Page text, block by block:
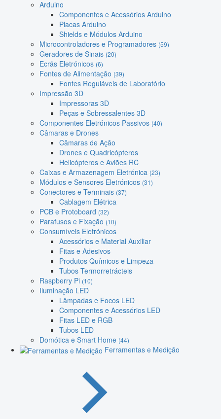
Arduino
Componentes e Acessórios Arduino
Placas Arduino
Shields e Módulos Arduino
Microcontroladores e Programadores (59)
Geradores de Sinais (20)
Ecrãs Eletrónicos (6)
Fontes de Alimentação (39)
Fontes Reguláveis de Laboratório
Impressão 3D
Impressoras 3D
Peças e Sobressalentes 3D
Componentes Eletrónicos Passivos (40)
Câmaras e Drones
Câmaras de Ação
Drones e Quadricópteros
Helicópteros e Aviões RC
Caixas e Armazenagem Eletrónica (23)
Módulos e Sensores Eletrónicos (31)
Conectores e Terminais (37)
Cablagem Elétrica
PCB e Protoboard (32)
Parafusos e Fixação (10)
Consumíveis Eletrónicos
Acessórios e Material Auxiliar
Fitas e Adesivos
Produtos Químicos e Limpeza
Tubos Termorretrácteis
Raspberry Pi (10)
Iluminação LED
Lâmpadas e Focos LED
Componentes e Acessórios LED
Fitas LED e RGB
Tubos LED
Domótica e Smart Home (44)
Ferramentas e Medição